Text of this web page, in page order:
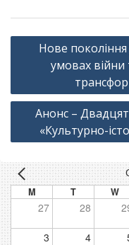
Навігація
записів
Нове покоління
умовах війни
Анонс –
«Культурно-
M T W
27 28
3 4